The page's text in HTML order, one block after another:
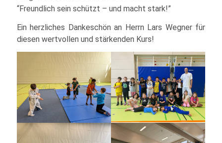
“Freundlich sein schützt – und macht stark!”
Ein herzliches Dankeschön an Herrn Lars Wegner für
diesen wertvollen und stärkenden Kurs!